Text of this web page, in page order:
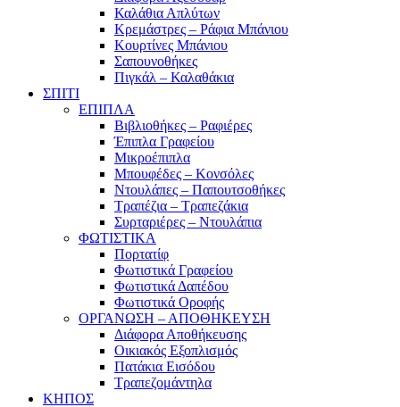
Καλάθια Απλύτων
Κρεμάστρες – Ράφια Μπάνιου
Κουρτίνες Μπάνιου
Σαπουνοθήκες
Πιγκάλ – Καλαθάκια
ΣΠΙΤΙ
ΕΠΙΠΛΑ
Βιβλιοθήκες – Ραφιέρες
Έπιπλα Γραφείου
Μικροέπιπλα
Μπουφέδες – Κονσόλες
Ντουλάπες – Παπουτσοθήκες
Τραπέζια – Τραπεζάκια
Συρταριέρες – Ντουλάπια
ΦΩΤΙΣΤΙΚΑ
Πορτατίφ
Φωτιστικά Γραφείου
Φωτιστικά Δαπέδου
Φωτιστικά Οροφής
ΟΡΓΑΝΩΣΗ – ΑΠΟΘΗΚΕΥΣΗ
Διάφορα Αποθήκευσης
Οικιακός Εξοπλισμός
Πατάκια Εισόδου
Τραπεζομάντηλα
ΚΗΠΟΣ